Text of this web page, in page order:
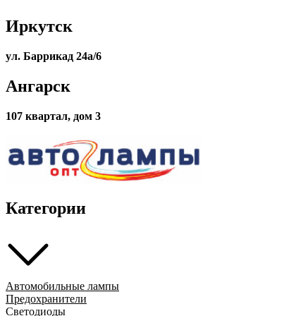
Иркутск
ул. Баррикад 24а/6
Ангарск
107 квартал, дом 3
Категории
Автомобильные лампы
Предохранители
Светодиоды